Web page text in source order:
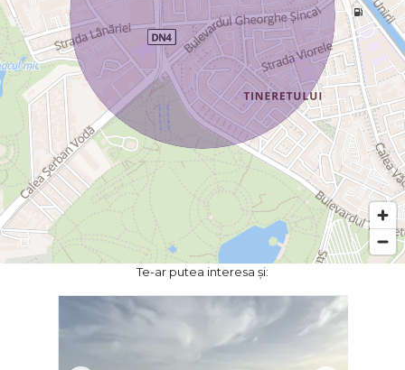
Te-ar putea interesa și: